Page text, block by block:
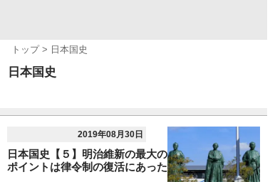
トップ 日本国史
日本国史
2019年08月30日
日本国史【５】明治維新の最大の
ポイントは律令制の復活にあった